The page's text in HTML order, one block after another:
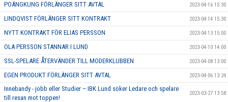
POÄNGKUNG FÖRLÄNGER SITT AVTAL 2023-04-16 15:30
LINDQVIST FÖRLÄNGER SITT KONTRAKT 2023-04-14 15:30
NYTT KONTRAKT FÖR ELIAS PERSSON 2023-04-13 15:00
OLA PERSSON STANNAR I LUND 2023-04-10 14:00
SSL-SPELARE ÅTERVÄNDER TILL MODERKLUBBEN 2023-04-08 13:00
EGEN PRODUKT FÖRLÄNGER SITT AVTAL 2023-04-06 13:24
Innebandy - jobb eller Studier – IBK Lund söker Ledare och spelare
till resan mot toppen!
2023-03-27 13:58